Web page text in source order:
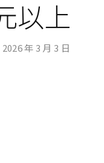
以上
2026 年 3 月 3 日